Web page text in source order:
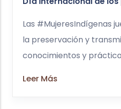
Las #MujeresIndígenas
la preservación y
conocimientos y
Leer Más